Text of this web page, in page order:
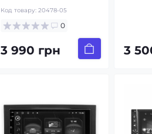
Код товару: 20478-05
0
3 990 грн 3